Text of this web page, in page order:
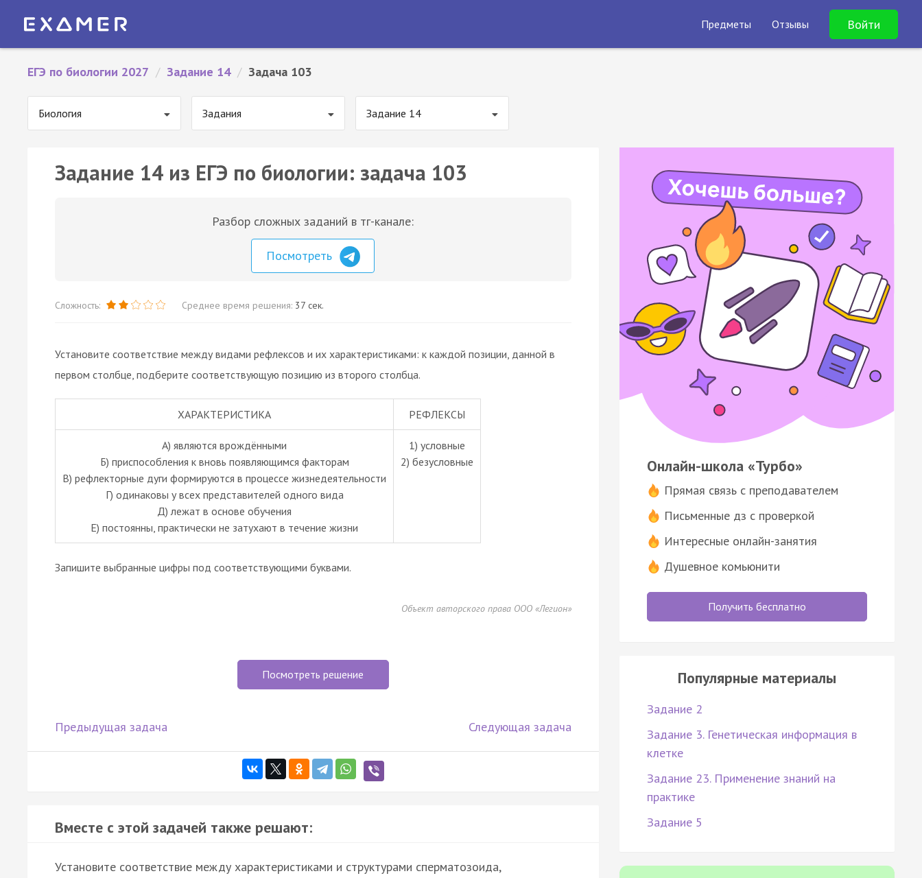
Предметы Отзывы Войти
ЕГЭ по биологии 2027 / Задание 14 / Задача 103
Биология Задания Задание 14
Задание 14 из ЕГЭ по биологии: задача 103
Разбор сложных заданий в тг-канале:
Посмотреть
Сложность: Среднее время решения: 37 сек.
Установите соответствие между видами рефлексов и их характеристиками: к каждой позиции, данной в
первом столбце, подберите соответствующую позицию из второго столбца.
ХАРАКТЕРИСТИКА РЕФЛЕКСЫ
А) являются врождёнными
Б) приспособления к вновь появляющимся факторам
В) рефлекторные дуги формируются в процессе жизнедеятельности
Г) одинаковы у всех представителей одного вида
Д) лежат в основе обучения
Е) постоянны, практически не затухают в течение жизни
1) условные
2) безусловные
Запишите выбранные цифры под соответствующими буквами.
Объект авторского права ООО «Легион»
Посмотреть решение
Предыдущая задача Следующая задача
Вместе с этой задачей также решают:
Установите соответствие между характеристиками и структурами сперматозоида,
Онлайн-школа «Турбо»
Прямая связь с преподавателем
Письменные дз с проверкой
Интересные онлайн-занятия
Душевное комьюнити
Получить бесплатно
Популярные материалы
Задание 2
Задание 3. Генетическая информация в
клетке
Задание 23. Применение знаний на
практике
Задание 5